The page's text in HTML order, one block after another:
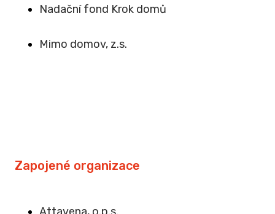
Nadační fond Krok domů
Mimo domov, z.s.
Zapojené organizace